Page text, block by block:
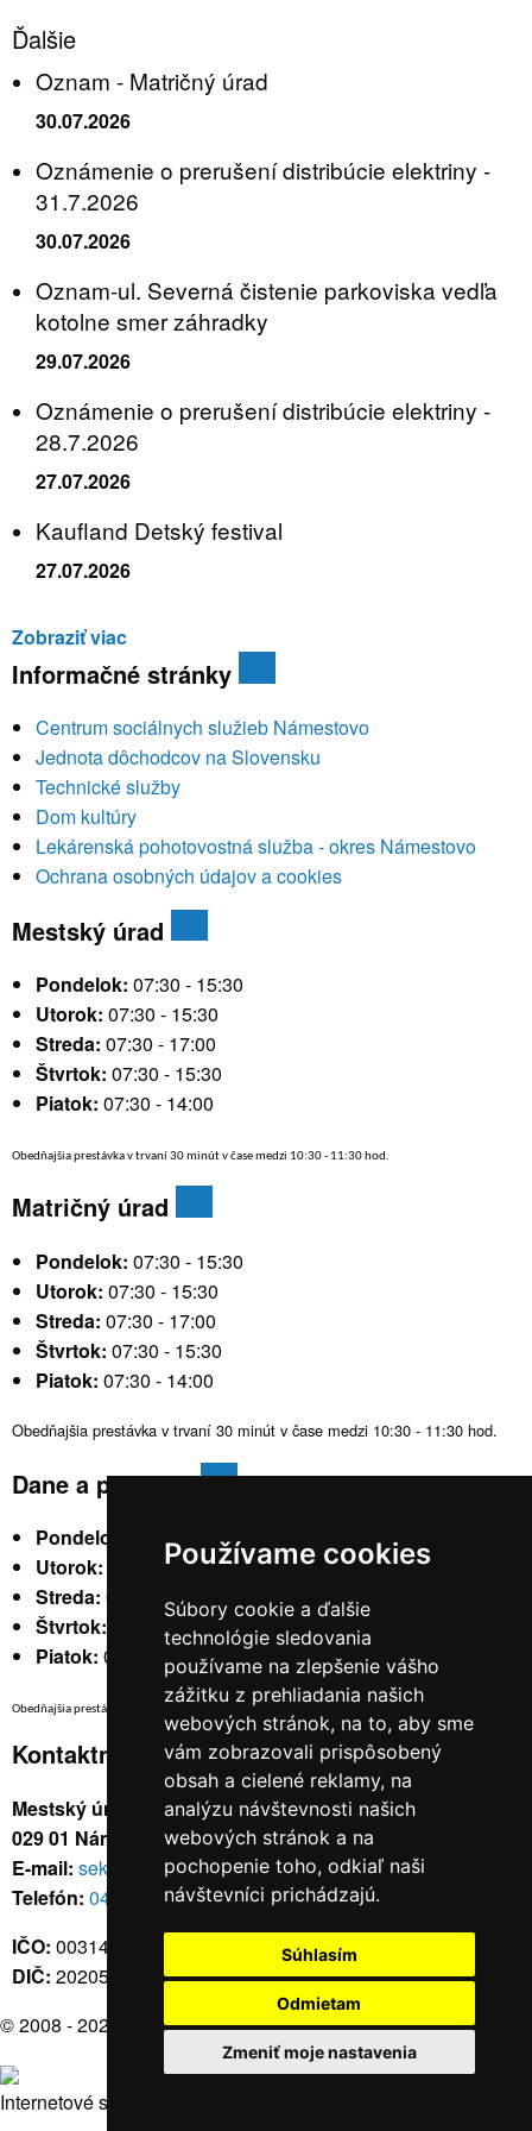
Používame cookies
Súbory cookie a ďalšie
technológie sledovania
používame na zlepšenie vášho
zážitku z prehliadania našich
webových stránok, na to, aby sme
vám zobrazovali prispôsobený
obsah a cielené reklamy, na
analýzu návštevnosti našich
webových stránok a na
pochopenie toho, odkiaľ naši
návštevníci prichádzajú.
Súhlasím
Odmietam
Zmeniť moje nastavenia
Ďalšie
Oznam - Matričný úrad
30.07.2026
Oznámenie o prerušení distribúcie elektriny -
31.7.2026
30.07.2026
Oznam-ul. Severná čistenie parkoviska vedľa
kotolne smer záhradky
29.07.2026
Oznámenie o prerušení distribúcie elektriny -
28.7.2026
27.07.2026
Kaufland Detský festival
27.07.2026
Zobraziť viac
Informačné stránky
Centrum sociálnych služieb Námestovo
Jednota dôchodcov na Slovensku
Technické služby
Dom kultúry
Lekárenská pohotovostná služba - okres Námestovo
Ochrana osobných údajov a cookies
Mestský úrad
Pondelok: 07:30 - 15:30
Utorok: 07:30 - 15:30
Streda: 07:30 - 17:00
Štvrtok: 07:30 - 15:30
Piatok: 07:30 - 14:00
Obedňajšia prestávka v trvaní 30 minút v čase medzi 10:30 - 11:30 hod.
Matričný úrad
Pondelok: 07:30 - 15:30
Utorok: 07:30 - 15:30
Streda: 07:30 - 17:00
Štvrtok: 07:30 - 15:30
Piatok: 07:30 - 14:00
Obedňajšia prestávka v trvaní 30 minút v čase medzi 10:30 - 11:30 hod.
Dane a poplatky
Pondelok:
07:30 - 15:30
Utorok:
nestránkový
Streda: 07:30 - 17:00
Štvrtok:
nestránkový
Piatok: 07:30 - 14:00
Obedňajšia prestávka v trvaní 30 minút v čase medzi 10:30 - 11:30 hod.
Kontaktné údaje
Mestský úrad, Cyrila a Metoda 329/6,
029 01 Námestovo
E-mail: sekretariat@namestovo.sk
Telefón: 043 5504711
IČO: 00314676
DIČ: 2020571707
© 2008 - 2026
Námestovo.sk
Internetové stránky